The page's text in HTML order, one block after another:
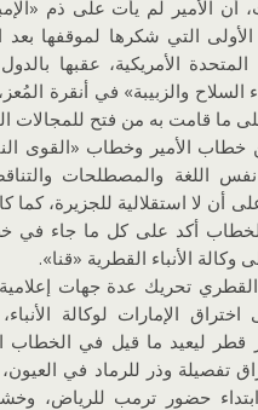
أن الأمير لم يأت على ذم
الأولى التي شكرها لموقفها
الأمريكية، عقبها
السلاح والزبيبة» في أنقرة
ما قامت به من فتح للمجالات
خطاب الأمير وخطاب «القوى
اللغة والمصطلحات
أن لا استقلالية للجزيرة،
أكد على كل ما جاء في
الأنباء القطرية «قنا».
تحريك عدة جهات
اختراق الإمارات لوكالة
قطر ليعيد ما قيل في الخطاب
تفصيلة وذر للرماد في
حضور ترمب للرياض،